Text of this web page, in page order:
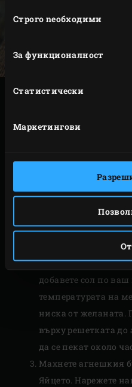
наСтрого nеобходими
За функционалност
Статистически
Маркетингови
Поставете
термометървъв
Затворете капака
температура на
Настройте 55-58°C
63°C за средно
към добре изпечено.
Напръскайте
добавете сол по ваш
температурата на
ниска от желаната.
върху решетката до
да се пекат около
Махнете агнешкия
Яйцето. Нарежете